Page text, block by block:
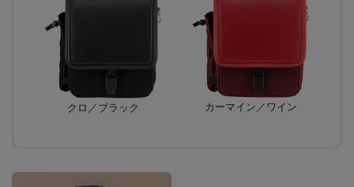
クロ／ブラック カーマイン／ワイン